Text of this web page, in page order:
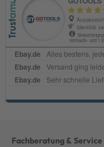
Fachberatung & Service